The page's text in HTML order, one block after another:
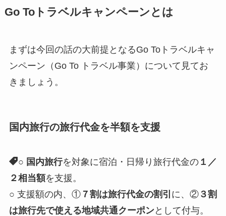
Go Toトラベルキャンペーンとは
まずは今回の話の大前提となるGo Toトラベルキャ
ンペーン（Go To トラベル事業）について見てお
きましょう。
国内旅行の旅行代金を半額を支援
○ 国内旅行を対象に宿泊・日帰り旅行代金の１／
２相当額を支援。
○ 支援額の内、①７割は旅行代金の割引 に、②３割
は旅行先で使える地域共通クーポンとして付与。